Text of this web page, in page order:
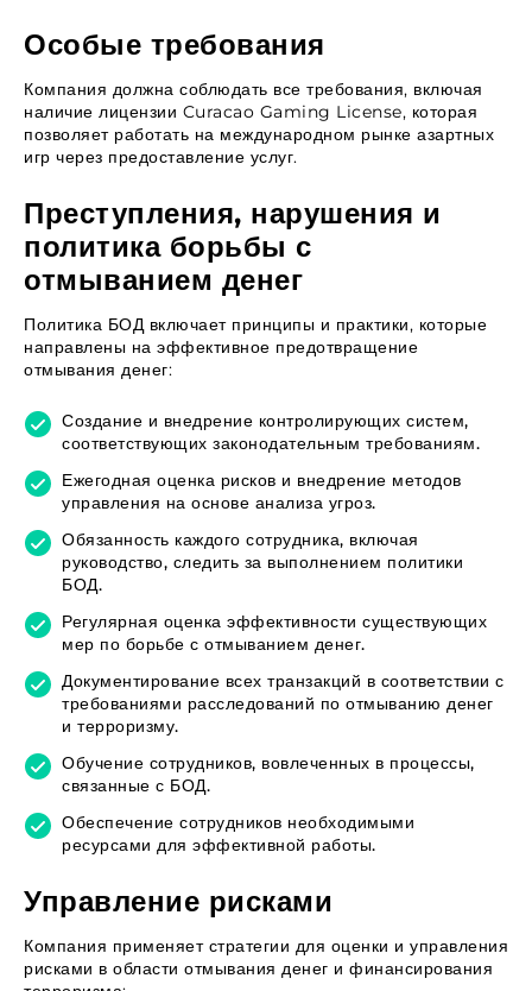
Особые требования
Компания должна соблюдать все требования, включая
наличие лицензии Curacao Gaming License, которая
позволяет работать на международном рынке азартных
игр через предоставление услуг.
Преступления, нарушения и
политика борьбы с
отмыванием денег
Политика БОД включает принципы и практики, которые
направлены на эффективное предотвращение
отмывания денег:
Создание и внедрение контролирующих систем,
соответствующих законодательным требованиям.
Ежегодная оценка рисков и внедрение методов
управления на основе анализа угроз.
Обязанность каждого сотрудника, включая
руководство, следить за выполнением политики
БОД.
Регулярная оценка эффективности существующих
мер по борьбе с отмыванием денег.
Документирование всех транзакций в соответствии с
требованиями расследований по отмыванию денег
и терроризму.
Обучение сотрудников, вовлеченных в процессы,
связанные с БОД.
Обеспечение сотрудников необходимыми
ресурсами для эффективной работы.
Управление рисками
Компания применяет стратегии для оценки и управления
рисками в области отмывания денег и финансирования